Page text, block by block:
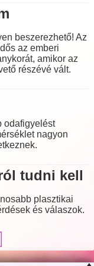
beszerezhető! Az
az emberi
amikor az
részévé vált.
odafigyelést
nagyon
tudni kell
plasztikai
és válaszok.